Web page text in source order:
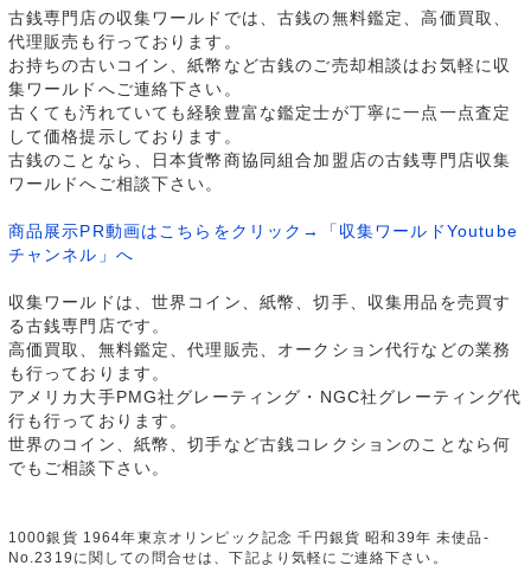
古銭専門店の収集ワールドでは、古銭の無料鑑定、高価買取、
代理販売も行っております。
お持ちの古いコイン、紙幣など古銭のご売却相談はお気軽に収
集ワールドへご連絡下さい。
古くても汚れていても経験豊富な鑑定士が丁寧に一点一点査定
して価格提示しております。
古銭のことなら、日本貨幣商協同組合加盟店の古銭専門店収集
ワールドへご相談下さい。
商品展示PR動画はこちらをクリック→「収集ワールドYoutube
チャンネル」へ
収集ワールドは、世界コイン、紙幣、切手、収集用品を売買す
る古銭専門店です。
高価買取、無料鑑定、代理販売、オークション代行などの業務
も行っております。
アメリカ大手PMG社グレーティング・NGC社グレーティング代
行も行っております。
世界のコイン、紙幣、切手など古銭コレクションのことなら何
でもご相談下さい。
1000銀貨 1964年東京オリンピック記念 千円銀貨 昭和39年 未使品-
No.2319に関しての問合せは、下記より気軽にご連絡下さい。